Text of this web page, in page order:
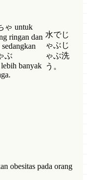
ゃ untuk
ringan dan
ぶ
banyak
水でじ
ゃぶじ
ゃぶ洗
う。
obesitas pada orang